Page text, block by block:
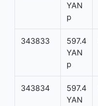
YAN
p
343833
597.4
YAN
p
343834
597.4
YAN